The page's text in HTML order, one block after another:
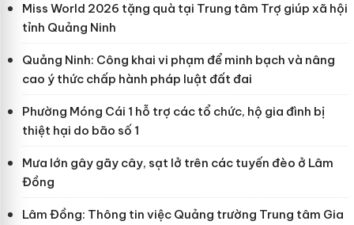
Miss World 2026 tặng quà tại Trung tâm Trợ giúp xã hội
tỉnh Quảng Ninh
Quảng Ninh: Công khai vi phạm để minh bạch và nâng
cao ý thức chấp hành pháp luật đất đai
Phường Móng Cái 1 hỗ trợ các tổ chức, hộ gia đình bị
thiệt hại do bão số 1
Mưa lớn gây gãy cây, sạt lở trên các tuyến đèo ở Lâm
Đồng
Lâm Đồng: Thông tin việc Quảng trường Trung tâm Gia